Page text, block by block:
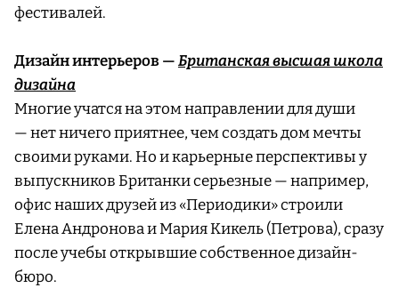
фестивалей.
Дизайн интерьеров —Британская высшая школа
дизайна
Многие учатся на этом направлении для души
— нет ничего приятнее, чем создать дом мечты
своими руками. Но и карьерные перспективы у
выпускников Британки серьезные — например,
офис наших друзей из «Периодики» строили
Елена Андронова и Мария Кикель (Петрова), сразу
после учебы открывшие собственное дизайн-
бюро.